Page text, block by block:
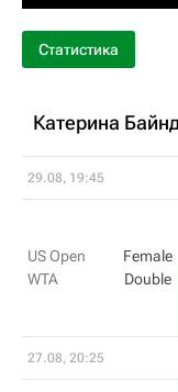
Статистика
Катерина
29.08, 19:45
US Open
WTA
Female
Double
27.08, 20:25